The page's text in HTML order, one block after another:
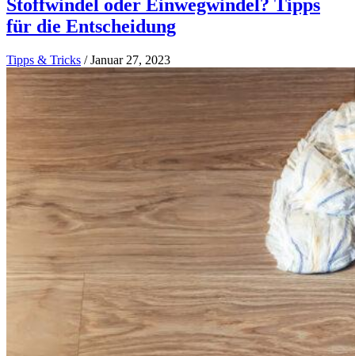
Stoffwindel oder Einwegwindel? Tipps
für die Entscheidung
Tipps & Tricks /Januar 27, 2023